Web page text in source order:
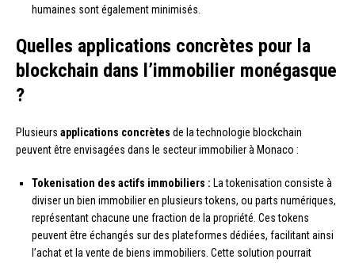
humaines sont également minimisés.
Quelles applications concrètes pour la
blockchain dans l’immobilier monégasque
?
Plusieurs applications concrètes de la technologie blockchain
peuvent être envisagées dans le secteur immobilier à Monaco :
Tokenisation des actifs immobiliers : La tokenisation consiste à
diviser un bien immobilier en plusieurs tokens, ou parts numériques,
représentant chacune une fraction de la propriété. Ces tokens
peuvent être échangés sur des plateformes dédiées, facilitant ainsi
l’achat et la vente de biens immobiliers. Cette solution pourrait